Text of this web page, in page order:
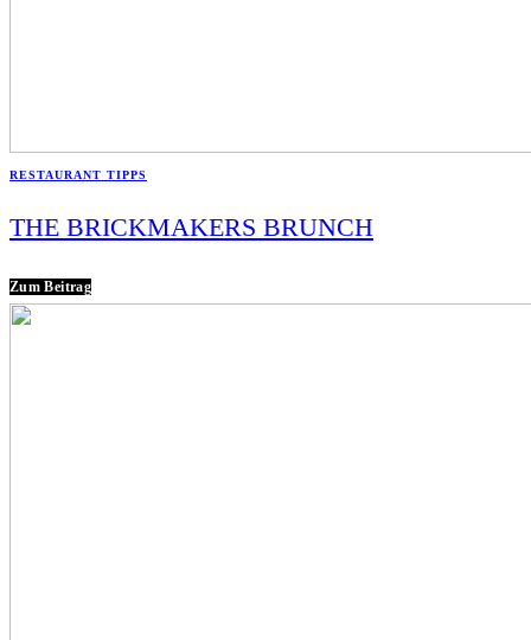
RESTAURANT TIPPS
THE BRICKMAKERS BRUNCH
Zum Beitrag